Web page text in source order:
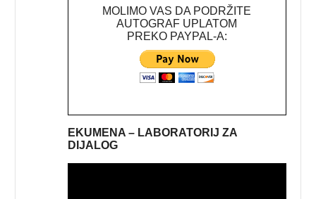
MOLIMO VAS DA PODRŽITE
AUTOGRAF UPLATOM
PREKO PAYPAL-A:
EKUMENA – LABORATORIJ ZA
DIJALOG